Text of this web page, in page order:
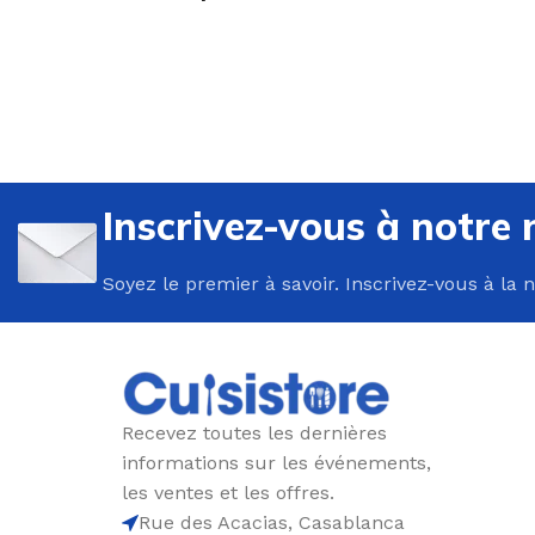
Inscrivez-vous à notre
Soyez le premier à savoir. Inscrivez-vous à la
Recevez toutes les dernières
informations sur les événements,
les ventes et les offres.
Rue des Acacias, Casablanca